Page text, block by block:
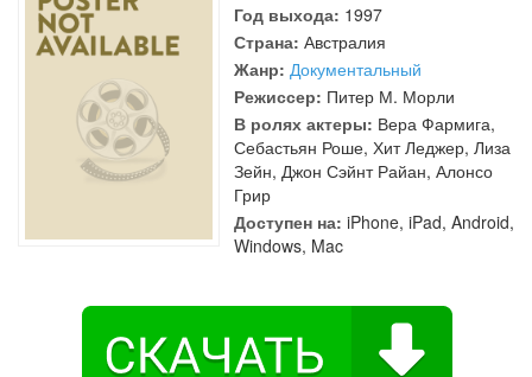
Год выхода: 1997
Страна: Австралия
Жанр: Документальный
Режиссер: Питер М. Морли
В ролях актеры: Вера Фармига,
Себастьян Роше, Хит Леджер, Лиза
Зейн, Джон Сэйнт Райан, Алонсо
Грир
Доступен на: iPhone, iPad, Android,
Windows, Mac